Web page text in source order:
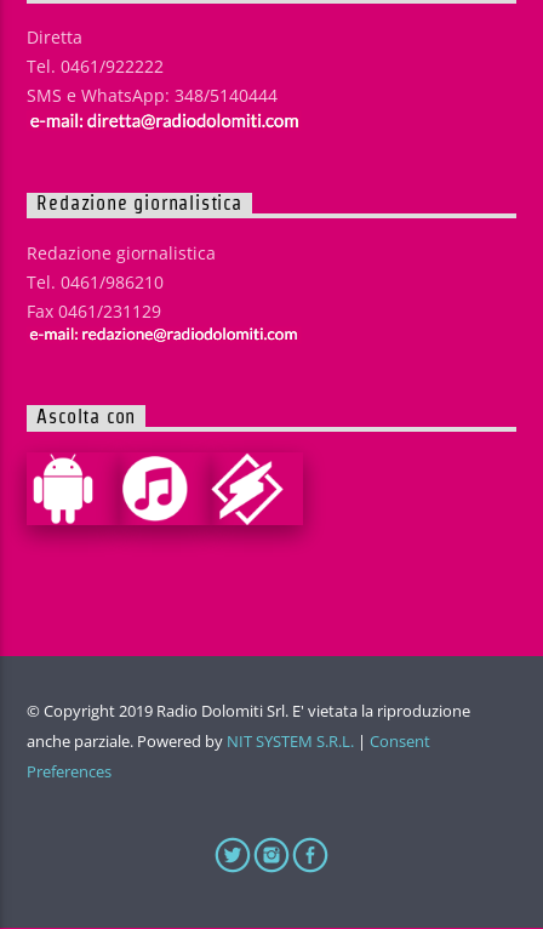
Diretta
Tel. 0461/922222
SMS e WhatsApp: 348/5140444
Redazione giornalistica
Redazione giornalistica
Tel. 0461/986210
Fax 0461/231129
Ascolta con
© Copyright 2019 Radio Dolomiti Srl. E' vietata la riproduzione
anche parziale. Powered by NIT SYSTEM S.R.L. | Consent
Preferences